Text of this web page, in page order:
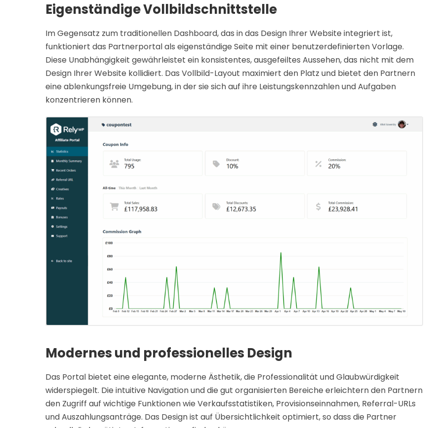
Eigenständige Vollbildschnittstelle
Im Gegensatz zum traditionellen Dashboard, das in das Design Ihrer Website integriert ist,
funktioniert das Partnerportal als eigenständige Seite mit einer benutzerdefinierten Vorlage.
Diese Unabhängigkeit gewährleistet ein konsistentes, ausgefeiltes Aussehen, das nicht mit dem
Design Ihrer Website kollidiert. Das Vollbild-Layout maximiert den Platz und bietet den Partnern
eine ablenkungsfreie Umgebung, in der sie sich auf ihre Leistungskennzahlen und Aufgaben
konzentrieren können.
Modernes und professionelles Design
Das Portal bietet eine elegante, moderne Ästhetik, die Professionalität und Glaubwürdigkeit
widerspiegelt. Die intuitive Navigation und die gut organisierten Bereiche erleichtern den Partnern
den Zugriff auf wichtige Funktionen wie Verkaufsstatistiken, Provisionseinnahmen, Referral-URLs
und Auszahlungsanträge. Das Design ist auf Übersichtlichkeit optimiert, so dass die Partner